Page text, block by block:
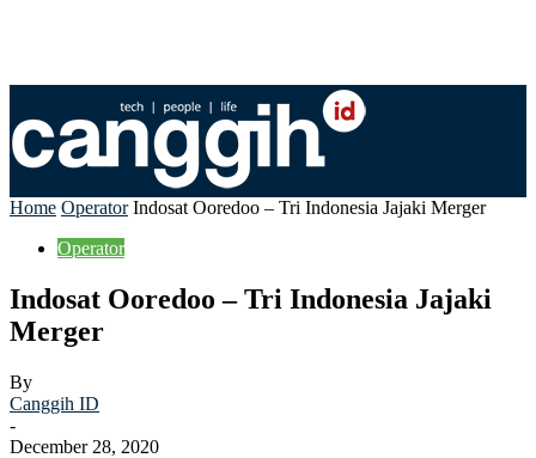
Home Operator Indosat Ooredoo – Tri Indonesia Jajaki Merger
Operator
Indosat Ooredoo – Tri Indonesia Jajaki
Merger
By
Canggih ID
-
December 28, 2020